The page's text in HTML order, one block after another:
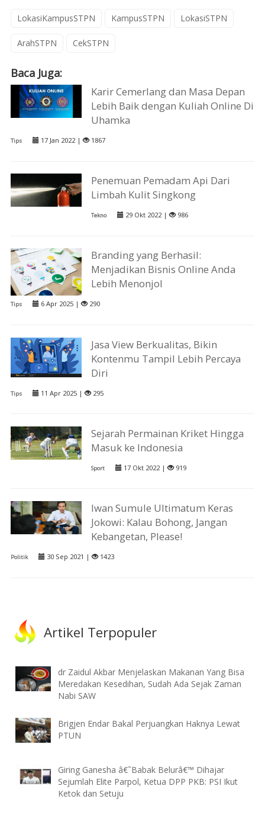
LokasiKampusSTPN KampusSTPN LokasiSTPN
ArahSTPN CekSTPN
Baca Juga:
Karir Cemerlang dan Masa Depan
Lebih Baik dengan Kuliah Online Di
Uhamka
Tips 17 Jan 2022 | 1867
Penemuan Pemadam Api Dari
Limbah Kulit Singkong
Tekno 29 Okt 2022 | 986
Branding yang Berhasil:
Menjadikan Bisnis Online Anda
Lebih Menonjol
Tips 6 Apr 2025 | 290
Jasa View Berkualitas, Bikin
Kontenmu Tampil Lebih Percaya
Diri
Tips 11 Apr 2025 | 295
Sejarah Permainan Kriket Hingga
Masuk ke Indonesia
Sport 17 Okt 2022 | 919
Iwan Sumule Ultimatum Keras
Jokowi: Kalau Bohong, Jangan
Kebangetan, Please!
Politik 30 Sep 2021 | 1423
Artikel Terpopuler
dr Zaidul Akbar Menjelaskan Makanan Yang Bisa
Meredakan Kesedihan, Sudah Ada Sejak Zaman
Nabi SAW
Brigjen Endar Bakal Perjuangkan Haknya Lewat
PTUN
Giring Ganesha â€˜Babak Belurâ€™ Dihajar
Sejumlah Elite Parpol, Ketua DPP PKB: PSI Ikut
Ketok dan Setuju